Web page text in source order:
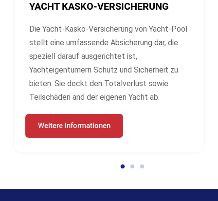
YACHT KASKO-VERSICHERUNG
Die Yacht-Kasko-Versicherung von Yacht-Pool
stellt eine umfassende Absicherung dar, die
speziell darauf ausgerichtet ist,
Yachteigentümern Schutz und Sicherheit zu
bieten. Sie deckt den Totalverlust sowie
Teilschäden and der eigenen Yacht ab.
Weitere Informationen